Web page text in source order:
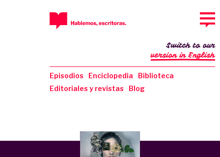
Episodios Enciclopedia
Biblioteca
Editoriales y revistas
Blog
Switch to our
version in English